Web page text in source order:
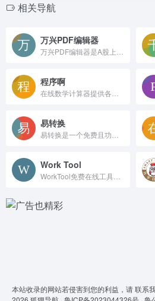
相关导航
万兴PDF编辑器
程序啊
易转换
Work Tool
本站收录的网站若侵害到您的利益，请联系